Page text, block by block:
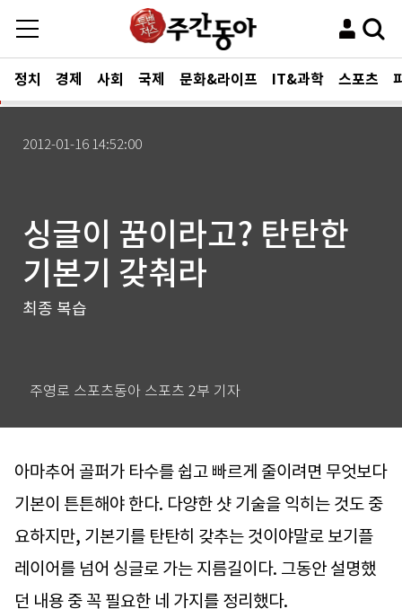
정치 경제 사회 국제 문화&라이프 IT&과학 스포츠
2012-01-16 14:52:00
싱글이 꿈이라고? 탄탄한
기본기 갖춰라
최종 복습
주영로 스포츠동아 스포츠 2부 기자
아마추어 골퍼가 타수를 쉽고 빠르게 줄이려면 무엇보다
기본이 튼튼해야 한다. 다양한 샷 기술을 익히는 것도 중
요하지만, 기본기를 탄탄히 갖추는 것이야말로 보기플
레이어를 넘어 싱글로 가는 지름길이다. 그동안 설명했
던 내용 중 꼭 필요한 네 가지를 정리했다.